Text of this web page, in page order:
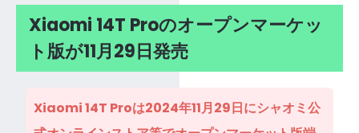
Xiaomi 14T Proのオープンマーケッ
ト版が11月29日発売
Xiaomi 14T Proは2024年11月29日にシャオミ公